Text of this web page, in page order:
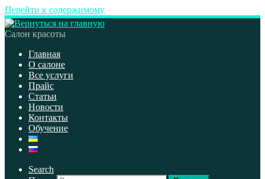
Перейти к содержимому
Салон красоты
Главная
О салоне
Все услуги
Прайс
Статьи
Новости
Контакты
Обучение
Search